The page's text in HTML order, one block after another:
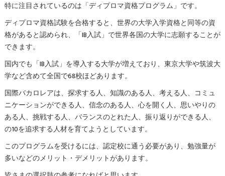
特に注目されているのは「ディプロマ資格プログラム」です。
ディプロマ資格試験を合格すると、世界の大学入学資格と同等の資
格があると認められ、「IB入試」で世界各国の大学に志願することが
できます。
国内でも「IB入試」を導入する大学が増えており、東京大学や筑波大
学など含めて全国で68校ほどあります。
国際バカロレアは、探求する人、知識のある人、考える人、コミュ
ニケーションができる人、信念のある人、心を開く人、思いやりの
ある人、挑戦する人、バランスのとれた人、振り返りができる人、
の10を追求する人材を育てようとしています。
このプログラムを受けるには、認定校に通う必要があり、勉強量が
多いなどのメリット・デメリットがあります。